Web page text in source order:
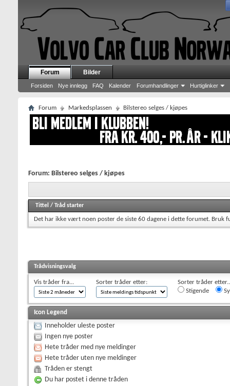
Forum
Forsiden Nye innlegg FAQ Kalender Forumhandlinger Hurtiglinker
Bilder
Forum Markedsplassen Bilstereo selges / kjøpes
Forum: Bilstereo selges / kjøpes
Tittel / Tråd starter
Det har ikke vært noen poster de siste 60 dagene i dette forumet. Bruk
Trådvisningsvalg
Vis tråder fra... Sorter tråder etter:
Sorter tråder
Stigende
Icon Legend
Inneholder uleste poster
Ingen nye poster
Hete tråder med nye meldinger
Hete tråder uten nye meldinger
Tråden er stengt
Du har postet i denne tråden